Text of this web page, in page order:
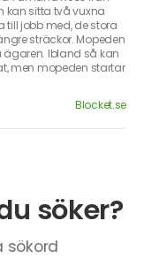
kan sitta två vuxna
till jobb med, de stora
sträckor. Mopeden
Ibland så kan
men mopeden startar
Blocket.se
söker?
sökord